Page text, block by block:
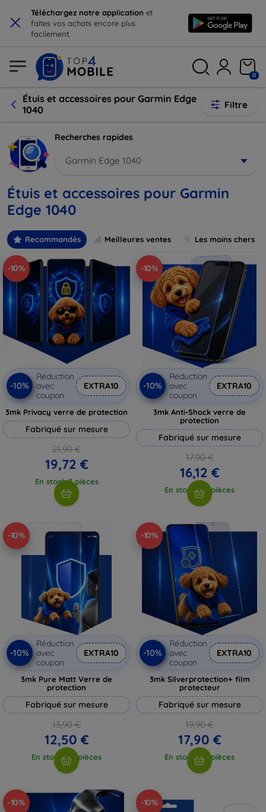
× Téléchargez notre application et
faites vos achats encore plus
facilement.
0
Étuis et accessoires pour Garmin Edge
1040
Filtre
Recherches rapides
Garmin Edge 1040
Étuis et accessoires pour Garmin
Edge 1040
Recommandés Meilleures ventes Les moins chers
-10%
-10%
Réduction
avec
coupon
EXTRA10
3mk Privacy verre de protection
Fabriqué sur mesure
21,90 €
19,72 €
En stock 3 pièces
-10%
-10%
Réduction
avec
coupon
EXTRA10
3mk Anti-Shock verre de
protection
Fabriqué sur mesure
17,90 €
16,12 €
En stock > 5 pièces
-10%
-10%
Réduction
avec
coupon
EXTRA10
3mk Pure Matt Verre de
protection
Fabriqué sur mesure
13,90 €
12,50 €
En stock > 5 pièces
-10%
-10%
Réduction
avec
coupon
EXTRA10
3mk Silverprotection+ film
protecteur
Fabriqué sur mesure
19,90 €
17,90 €
En stock > 5 pièces
-10% -10%